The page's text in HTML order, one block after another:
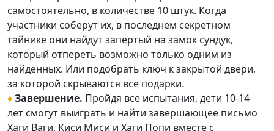
самостоятельно, в количестве 10 штук. Когда
участники соберут их, в последнем секретном
тайнике они найдут запертый на замок сундук,
который отпереть возможно только одним из
найденных. Или подобрать ключ к закрытой двери,
за которой скрываются все подарки.
♦Завершение. Пройдя все испытания, дети 10-14
лет смогут выиграть и найти завершающее письмо
Хаги Ваги, Киси Миси и Хаги Попи вместе с